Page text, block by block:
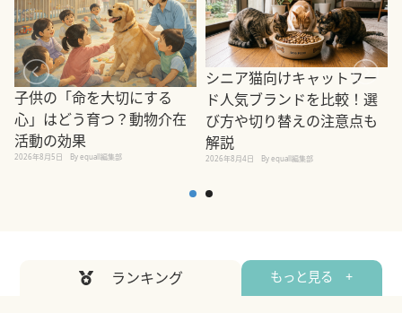
子供の「命を大切にする
心」はどう育つ？動物介在
活動の効果
2026年8月5日 By equall編集部
シニア猫向けキャットフー
ド人気ブランドを比較！選
び方や切り替えの注意点も
解説
2026年8月4日 By equall編集部
ランキング もっと見る +